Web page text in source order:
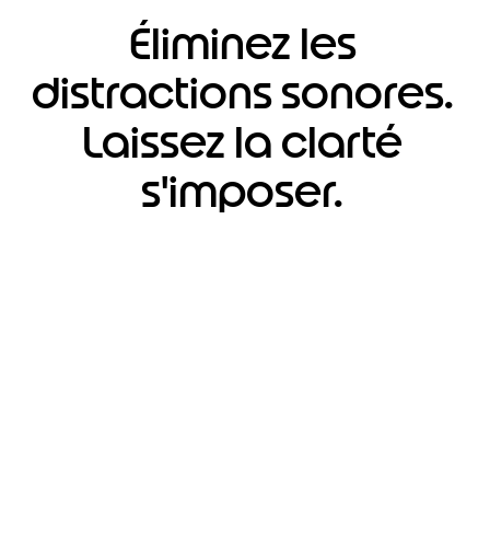
Éliminez les
distractions sonores.
Laissez la clarté
s'imposer.